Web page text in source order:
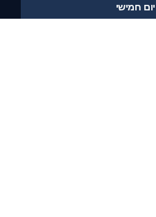
יום חמישי
…………………………